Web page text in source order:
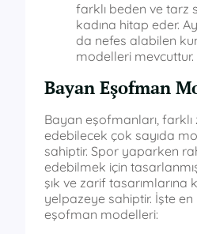
farklı beden ve tarz
kadına hitap eder.
da nefes alabilen
modelleri mevcuttur.
Bayan Eşofman
Bayan eşofmanları,
edebilecek çok sayıda
sahiptir. Spor yaparken
edebilmek için
şık ve zarif tasarımlarına
yelpazeye sahiptir. İşte
eşofman modelleri: